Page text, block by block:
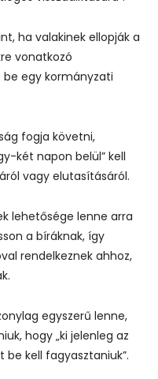
ha valakinek ellopják a
vonatkozó
egy kormányzati
fogja követni,
két napon belül” kell
vagy elutasításáról.
lehetősége lenne arra
a bíráknak, így
rendelkeznek ahhoz,
egyszerű lenne,
hogy „ki jelenleg az
be kell fagyasztaniuk”.